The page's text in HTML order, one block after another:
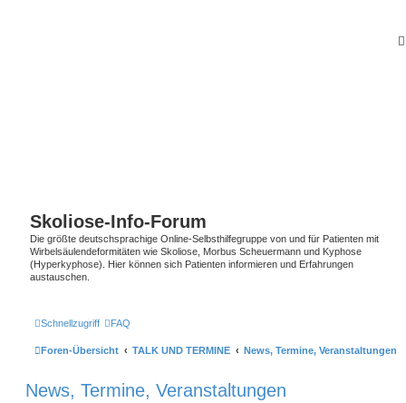
Skoliose-Info-Forum
Die größte deutschsprachige Online-Selbsthilfegruppe von und für Patienten mit
Wirbelsäulendeformitäten wie Skoliose, Morbus Scheuermann und Kyphose
(Hyperkyphose). Hier können sich Patienten informieren und Erfahrungen
austauschen.
Schnellzugriff FAQ
Foren-Übersicht TALK UND TERMINE News, Termine, Veranstaltungen
News, Termine, Veranstaltungen